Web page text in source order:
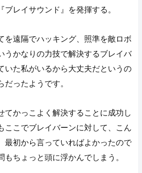
ブレイサウンド』を発揮する。
を遠隔でハッキング、照準を敵ロボ
うかなりの力技で解決するブレイバ
いた私がいるから大丈夫だというの
だったようです。
てかっこよく解決することに成功し
ここでブレイバーンに対して、こん
最初から言っていればよかったので
もちょっと頭に浮かんでしまう。